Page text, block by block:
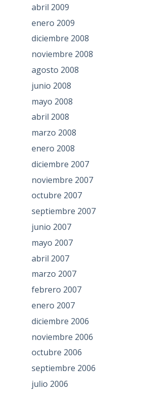
abril 2009
enero 2009
diciembre 2008
noviembre 2008
agosto 2008
junio 2008
mayo 2008
abril 2008
marzo 2008
enero 2008
diciembre 2007
noviembre 2007
octubre 2007
septiembre 2007
junio 2007
mayo 2007
abril 2007
marzo 2007
febrero 2007
enero 2007
diciembre 2006
noviembre 2006
octubre 2006
septiembre 2006
julio 2006